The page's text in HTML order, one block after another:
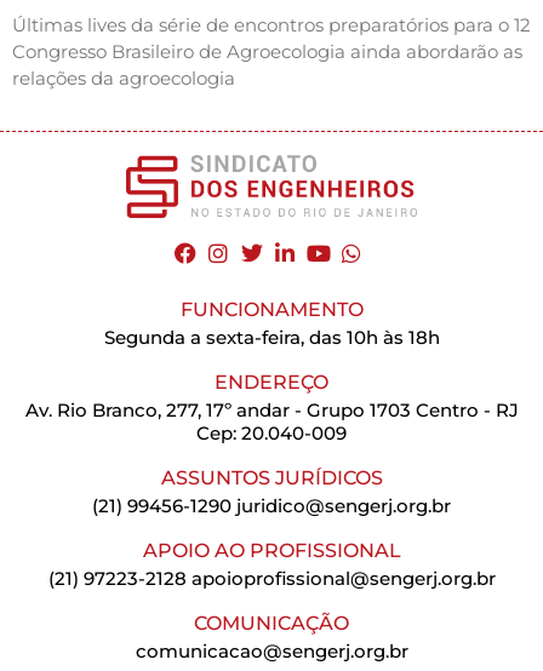
Últimas lives da série de encontros preparatórios para o 12
Congresso Brasileiro de Agroecologia ainda abordarão as
relações da agroecologia
FUNCIONAMENTO
Segunda a sexta-feira, das 10h às 18h
ENDEREÇO
Av. Rio Branco, 277, 17º andar - Grupo 1703 Centro - RJ
Cep: 20.040-009
ASSUNTOS JURÍDICOS
(21) 99456-1290 juridico@sengerj.org.br
APOIO AO PROFISSIONAL
(21) 97223-2128 apoioprofissional@sengerj.org.br
COMUNICAÇÃO
comunicacao@sengerj.org.br